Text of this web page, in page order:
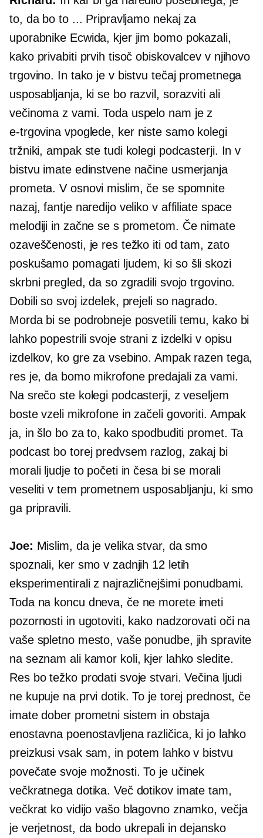
to, da bo to ... Pripravljamo nekaj za
uporabnike Ecwida, kjer jim bomo pokazali,
kako privabiti prvih tisoč obiskovalcev v njihovo
trgovino. In tako je v bistvu tečaj prometnega
usposabljanja, ki se bo razvil, sorazvitiali
večinoma z vami. Toda uspelo nam je z
e-trgovina vpoglede, ker niste samo kolegi
tržniki, ampak ste tudi kolegi podcasterji. In v
bistvu imate edinstvene načine usmerjanja
prometa. V osnovi mislim, če se spomnite
nazaj, fantje naredijo veliko v affiliate space
melodiji in začne se s prometom. Če nimate
ozaveščenosti, je res težko iti od tam, zato
poskušamo pomagati ljudem, ki so šli skozi
skrbni pregled, da so zgradili svojo trgovino.
Dobili so svoj izdelek, prejeli so nagrado.
Morda bi se podrobneje posvetili temu, kako bi
lahko popestrili svoje strani z izdelki v opisu
izdelkov, ko gre za vsebino. Ampak razen tega,
res je, da bomo mikrofone predajali za vami.
Na srečo ste kolegi podcasterji, z veseljem
boste vzeli mikrofone in začeli govoriti. Ampak
ja, in šlo bo za to, kako spodbuditi promet. Ta
podcast bo torej predvsem razlog, zakaj bi
morali ljudje to početi in česa bi se morali
veseliti v tem prometnem usposabljanju, ki smo
ga pripravili.
Joe: Mislim, da je velika stvar, da smo
spoznali, ker smo v zadnjih 12 letih
eksperimentirali z najrazličnejšimi ponudbami.
Toda na koncu dneva, če ne morete imeti
pozornosti in ugotoviti, kako nadzorovati oči na
vaše spletno mesto, vaše ponudbe, jih spravite
na seznam ali kamor koli, kjer lahko sledite.
Res bo težko prodati svoje stvari. Večina ljudi
ne kupuje na prvi dotik. To je torej prednost, če
imate dober prometni sistem in obstaja
enostavna poenostavljena različica, ki jo lahko
preizkusi vsak sam, in potem lahko v bistvu
povečate svoje možnosti. To je učinek
večkratnega dotika. Več dotikov imate tam,
večkrat ko vidijo vašo blagovno znamko, večja
je verjetnost, da bodo ukrepali in dejansko